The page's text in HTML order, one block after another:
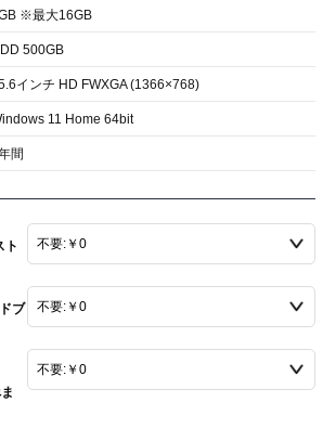
※最大16GB
500GB
インチ HD FWXGA (1366×768)
11 Home 64bit
間
ト
ブ